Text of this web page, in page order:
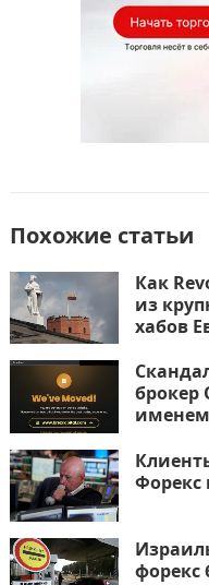
ь
Похожие статьи
Как
из
хабов
брокер
именем
Форекс
форекс